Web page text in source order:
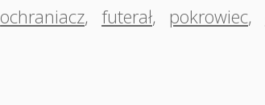
ochraniacz, futerał, pokrowiec,